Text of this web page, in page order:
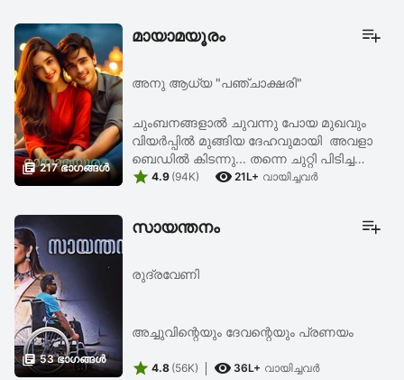
 217 ഭാഗങ്ങള്‍
മായാമയൂരം
അനു ആധ്യ "പഞ്ചാക്ഷരി"
ചുംബനങ്ങളാൽ ചുവന്നു പോയ മുഖവും
വിയർപ്പിൽ മുങ്ങിയ ദേഹവുമായി അവളാ
ബെഡിൽ കിടന്നു... തന്നെ ചുറ്റി പിടിച്ച
കൈകളുടെ ചൂട് അവളുടെ അവൾക്ക് തന്റെ
 4.9 (94K)  21L+ വായിച്ചവര്‍
 53 ഭാഗങ്ങള്‍
സായന്തനം
രുദ്രവേണി
അച്ചുവിന്റെയും ദേവന്റെയും പ്രണയം
 4.8 (56K)  36L+ വായിച്ചവര്‍